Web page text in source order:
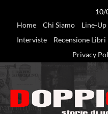
10/
Home
Chi Siamo Line-Up
Interviste
Recensione Libri
Privacy